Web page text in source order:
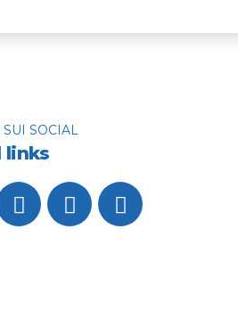
SUI SOCIAL
links